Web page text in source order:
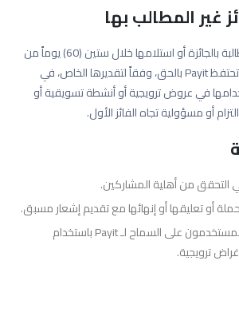
غير المطالب بها
إذا فشل الفائز في المطالبة بالجائزة أو استلامها خلال ستين (60) يوماً من
تاريخ الإخطار أو الإعلان، تحتفظ Payit بالحق، وفقاً لتقديرها الخاص، في
في عروض ترويجية أو أنشطة تسويقية أو
أو مسؤولية تجاه الفائز الأول.
بمشاركتهم، يوافق المستخدمون على السماح لـ Payit باستخدام
ترويجية.